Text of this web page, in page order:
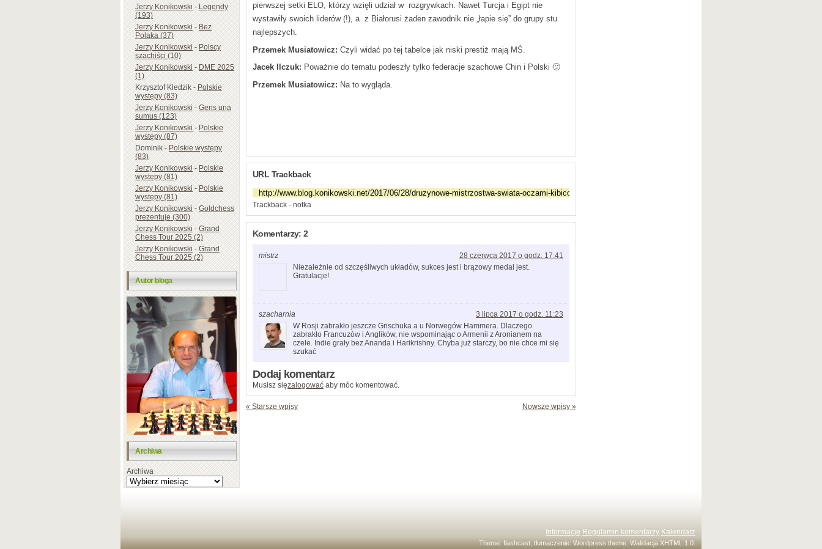
Jerzy Konikowski-Legendy
(193)
Jerzy Konikowski-Bez
Polaka (37)
Jerzy Konikowski-Polscy
szachiści (10)
Jerzy Konikowski-DME 2025
(1)
Krzysztof Kledzik-Polskie
występy (83)
Jerzy Konikowski-Gens una
sumus (123)
Jerzy Konikowski-Polskie
występy (87)
Dominik-Polskie występy
(83)
Jerzy Konikowski-Polskie
występy (81)
Jerzy Konikowski-Polskie
występy (81)
Jerzy Konikowski-Goldchess
prezentuje (300)
Jerzy Konikowski-Grand
Chess Tour 2025 (2)
Jerzy Konikowski-Grand
Chess Tour 2025 (2)
Autor bloga
Archiwa
Archiwa
pierwszej setki ELO, którzy wzięli udział w rozgrywkach. Nawet Turcja i Egipt nie
wystawiły swoich liderów (!), a z Białorusi żaden zawodnik nie „łapie się” do grupy stu
najlepszych.
Przemek Musiatowicz: Czyli widać po tej tabelce jak niski prestiż mają MŚ.
Jacek Ilczuk: Poważnie do tematu podeszły tylko federacje szachowe Chin i Polski 🙂
Przemek Musiatowicz: Na to wygląda.
URL Trackback
Trackback - notka
Komentarzy: 2
mistrz
28 czerwca 2017 o godz. 17:41
Niezależnie od szczęśliwych układów, sukces jest i brązowy medal jest.
Gratulacje!
szacharnia
3 lipca 2017 o godz. 11:23
W Rosji zabrakło jeszcze Grischuka a u Norwegów Hammera. Dlaczego
zabrakło Francuzów i Anglików, nie wspominając o Armenii z Aronianem na
czele. Indie grały bez Ananda i Harikrishny. Chyba już starczy, bo nie chce mi się
szukać
Dodaj komentarz
Musisz sięzalogować aby móc komentować.
« Starsze wpisy Nowsze wpisy »
Informacje Regulamin komentarzy Kalendarz
Theme:flashcast, tłumaczenie:Wordpress theme. WalidacjaXHTML 1.0.